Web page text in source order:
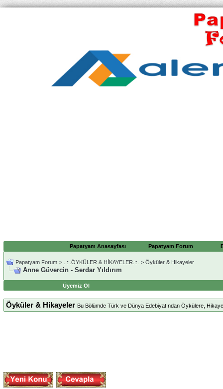
Papatyam Anasayfası Papatyam Forum
Papatyam Forum > ..::.ÖYKÜLER & HİKAYELER.::. > Öyküler & Hikayeler
Anne Güvercin - Serdar Yıldırım
Üyemiz Ol
Öyküler & Hikayeler Bu Bölümde Türk ve Dünya Edebiyatından Öykülere,